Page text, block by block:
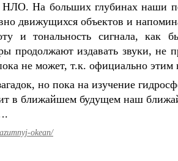
На больших глубинах наши
движущихся объектов и
и тональность сигнала, как
продолжают издавать звуки, не
не может, т.к. официально этим
но пока на изучение
в ближайшем будущем наш
okean/